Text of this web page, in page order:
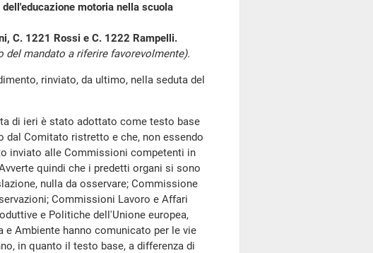
motoria nella scuola
C. 1221 Rossi e C. 1222 Rampelli.
mandato a riferire favorevolmente).
rinviato, da ultimo, nella seduta del
di ieri è stato adottato come testo base
Comitato ristretto e che, non essendo
inviato alle Commissioni competenti in
quindi che i predetti organi si sono
nulla da osservare; Commissione
Commissioni Lavoro e Affari
e Politiche dell'Unione europea,
Ambiente hanno comunicato per le vie
in quanto il testo base, a differenza di